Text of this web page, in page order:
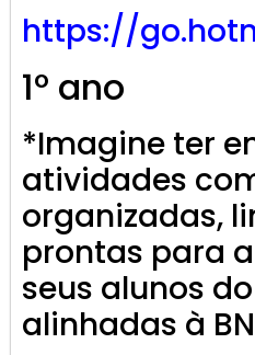
https://go.
1º ano
*Imagine ter
atividades
organizadas,
prontas para
seus alunos
alinhadas à